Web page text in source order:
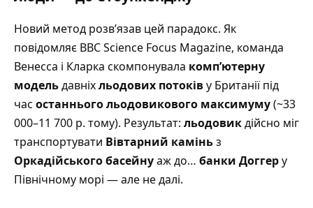
Новий метод розв’язав цей парадокс. Як
повідомляє BBC Science Focus Magazine, команда
Венесса і Кларка скомпонувала комп’ютерну
модельдавніхльодових потоківу Британії під
час останнього льодовикового максимуму(~33
000–11 700 р. тому). Результат: льодовикдійсно міг
транспортувати Вівтарний каміньз
Оркадійського басейнуаж до… банки Доггеру
Північному морі — але не далі.